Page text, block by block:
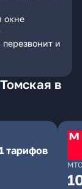
окне
и
в
тарифов
МТС